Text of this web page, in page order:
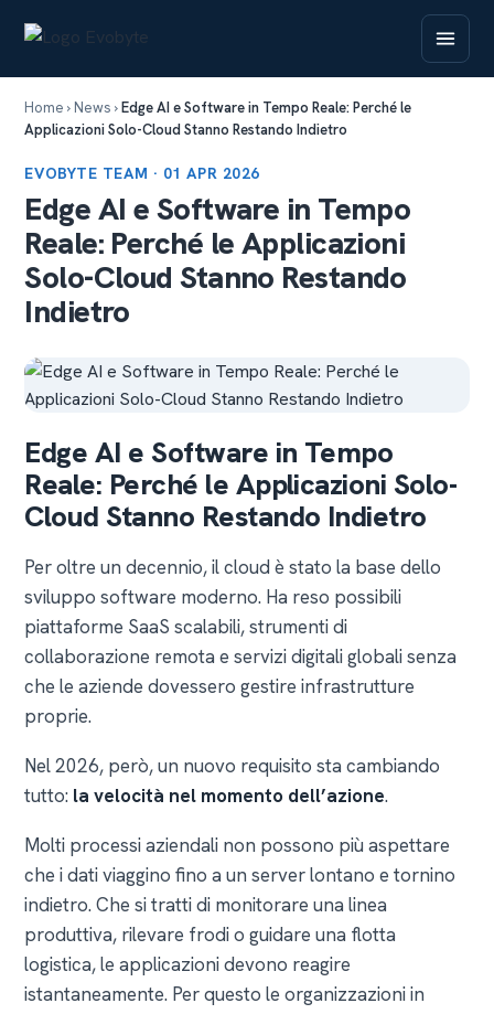
Home › News ›Edge AI e Software in Tempo Reale: Perché le
Applicazioni Solo-Cloud Stanno Restando Indietro
EVOBYTE TEAM · 01 APR 2026
Edge AI e Software in Tempo
Reale: Perché le Applicazioni
Solo-Cloud Stanno Restando
Indietro
Edge AI e Software in Tempo
Reale: Perché le Applicazioni Solo-
Cloud Stanno Restando Indietro
Per oltre un decennio, il cloud è stato la base dello
sviluppo software moderno. Ha reso possibili
piattaforme SaaS scalabili, strumenti di
collaborazione remota e servizi digitali globali senza
che le aziende dovessero gestire infrastrutture
proprie.
Nel 2026, però, un nuovo requisito sta cambiando
tutto: la velocità nel momento dell’azione.
Molti processi aziendali non possono più aspettare
che i dati viaggino fino a un server lontano e tornino
indietro. Che si tratti di monitorare una linea
produttiva, rilevare frodi o guidare una flotta
logistica, le applicazioni devono reagire
istantaneamente. Per questo le organizzazioni in